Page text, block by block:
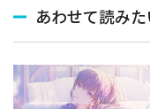
あわせて読み